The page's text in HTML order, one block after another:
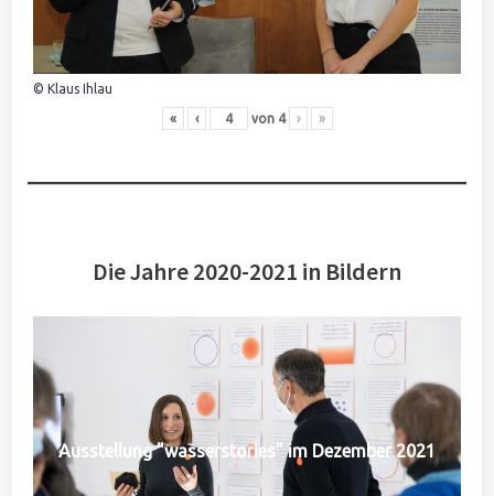
© Klaus Ihlau
« ‹ von 4 › »
Die Jahre 2020-2021 in Bildern
Ausstellung "wasserstories" im Dezember 2021